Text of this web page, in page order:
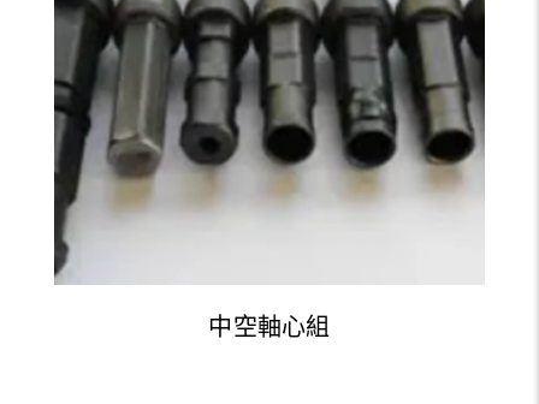
中空軸心組